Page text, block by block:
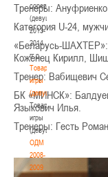
соревнования
(девушки)
2013-
2014
гг.р.
Товарищеские
игры
(девушки)
Товарищеские
игры
(девушки)
ОДМ
2008-
2009
Тренеры:
Категория U-24,
«Беларусь-ШАХТЕР»:
Коженец Кирилл,
Тренер: Вабищевич
БК «МИНСК»:
Языкович Илья.
Тренеры: Гесть